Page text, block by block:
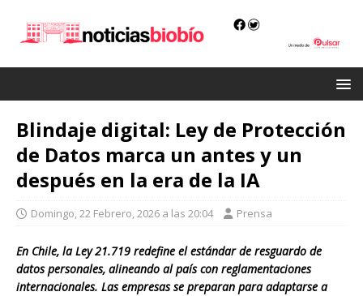
Blindaje digital: Ley de Protección
de Datos marca un antes y un
después en la era de la IA
Domingo, 22 Febrero, 2026 a las 20:04 Prensa
En Chile, la Ley 21.719 redefine el estándar de resguardo de
datos personales, alineando al país con reglamentaciones
internacionales. Las empresas se preparan para adaptarse a